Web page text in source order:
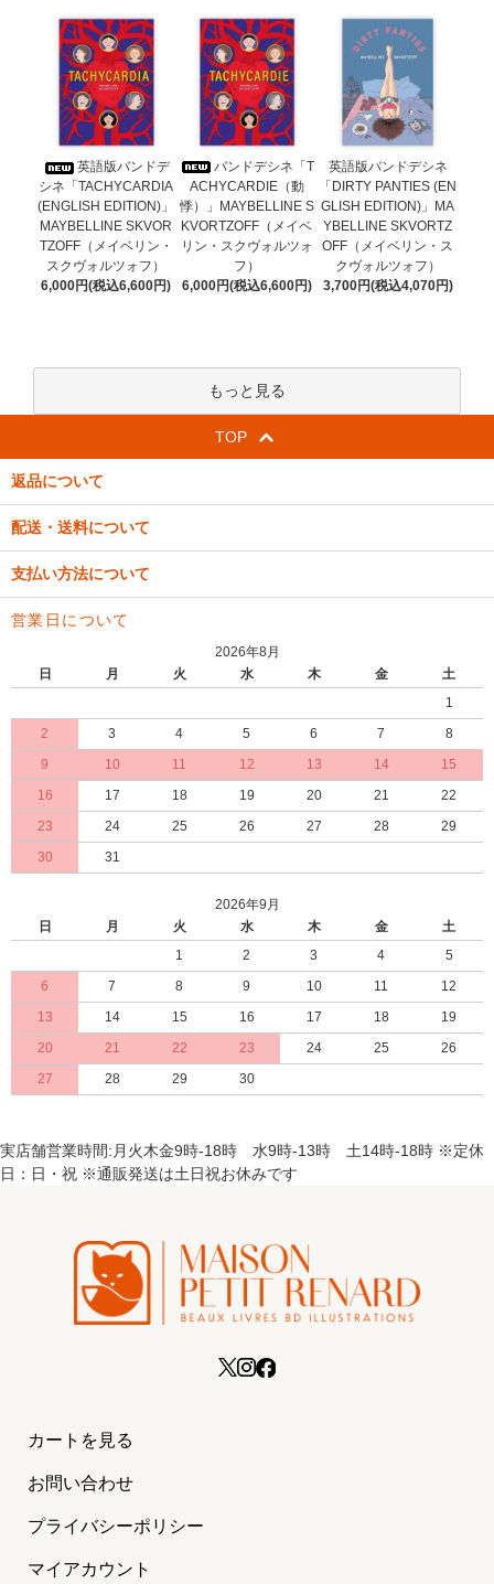
英語版バンドデ
シネ「TACHYCARDIA
(ENGLISH EDITION)」
MAYBELLINE SKVOR
TZOFF（メイベリン・
スクヴォルツォフ）
6,000円(税込6,600円)
バンドデシネ「T
ACHYCARDIE（動
悸）」MAYBELLINE S
KVORTZOFF（メイベ
リン・スクヴォルツォ
フ）
6,000円(税込6,600円)
英語版バンドデシネ
「DIRTY PANTIES (EN
GLISH EDITION)」MA
YBELLINE SKVORTZ
OFF（メイベリン・ス
クヴォルツォフ）
3,700円(税込4,070円)
もっと見る
TOP
返品について
配送・送料について
支払い方法について
営業日について
2026年8月
日
月 火 水 木 金
土
1
2
3 4 5 6 7
8
9
10 11 12 13 14
15
16
17 18 19 20 21
22
23
24 25 26 27 28
29
30
31
2026年9月
日
月 火 水 木 金
土
1
2 3 4
5
6
7 8 9 10 11
12
13
14 15 16 17 18
19
20
21 22 23 24 25
26
27
28 29 30
実店舗営業時間:月火木金9時-18時 水9時-13時 土14時-18時 ※定休
日：日・祝 ※通販発送は土日祝お休みです
カートを見る
お問い合わせ
プライバシーポリシー
マイアカウント